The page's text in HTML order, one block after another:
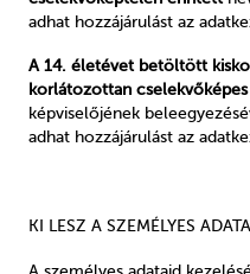
adhat hozzájárulást az
A 14. életévet betöltött
korlátozottan
képviselőjének
adhat hozzájárulást az
KI LESZ A SZEMÉLYES